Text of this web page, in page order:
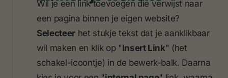
Wil je een link toevoegen die verwijst naar
een pagina binnen je eigen website?
Selecteerhet stukje tekst dat je aanklikbaar
wil maken en klik op "Insert Link" (het
schakel-icoontje) in de bewerk-balk. Daarna